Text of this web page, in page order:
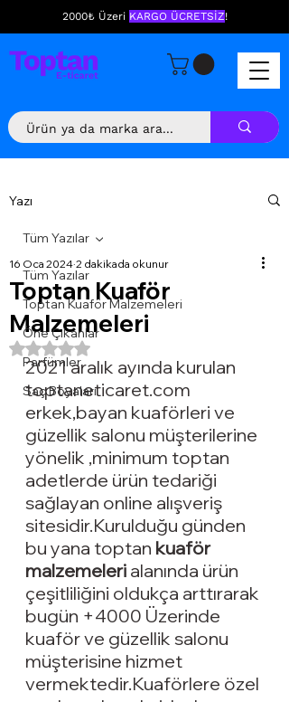
2000₺ Üzeri KARGO ÜCRETSİZ!
Yazı
Tüm Yazılar
Toptan Kuaför Malzemeleri
Öne Çıkanlar
Parfümler
Saç Boyaları
Tüm Yazılar
Toptan Kuaför
Malzemeleri
16 Oca 2024 2 dakikada okunur
5 üzerinden NaN yıldız
2021 aralık ayında kurulan
toptaneticaret.com
erkek,bayan kuaförleri ve
güzellik salonu müşterilerine
yönelik ,minimum toptan
adetlerde ürün tedariği
sağlayan online alışveriş
sitesidir.Kurulduğu günden
bu yana toptan kuaför
malzemeleri alanında ürün
çeşitliliğini oldukça arttırarak
bugün +4000 Üzerinde
kuaför ve güzellik salonu
müşterisine hizmet
vermektedir.Kuaförlere özel